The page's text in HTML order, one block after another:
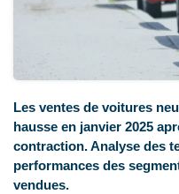
Les ventes de voitures
hausse en janvier 2025
contraction. Analyse des
performances des
vendues.